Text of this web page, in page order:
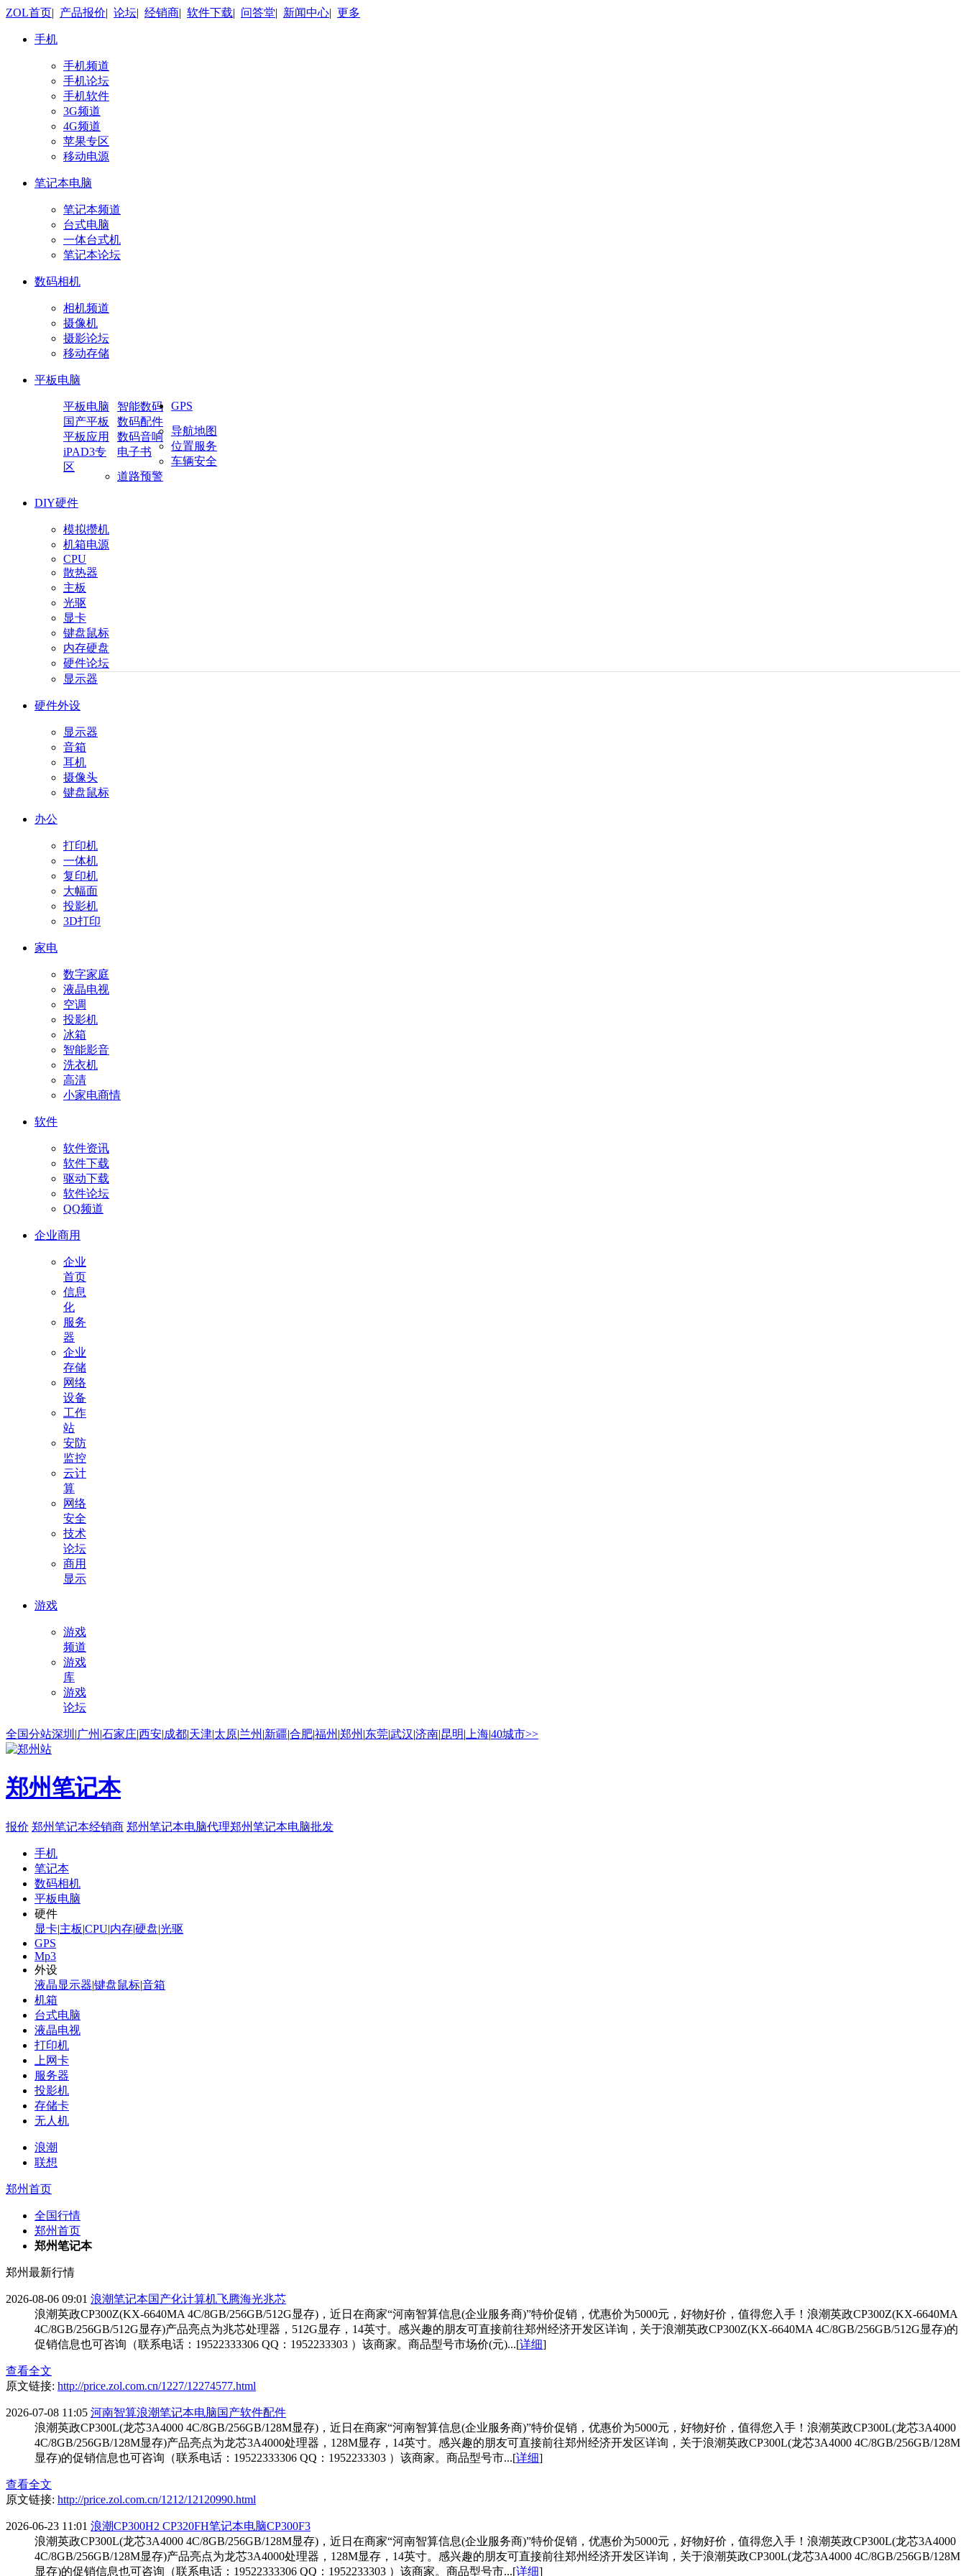
ZOL首页| 产品报价| 论坛| 经销商| 软件下载| 问答堂| 新闻中心| 更多
手机
手机频道
手机论坛
手机软件
3G频道
4G频道
苹果专区
移动电源
笔记本电脑
笔记本频道
台式电脑
一体台式机
笔记本论坛
数码相机
相机频道
摄像机
摄影论坛
移动存储
平板电脑
平板电脑
智能数码
国产平板
数码配件
平板应用
数码音响
iPAD3专
区
电子书
GPS
导航地图
位置服务
车辆安全
道路预警
DIY硬件
模拟攒机
机箱电源
CPU
散热器
主板
光驱
显卡
键盘鼠标
内存硬盘
硬件论坛
显示器
硬件外设
显示器
音箱
耳机
摄像头
键盘鼠标
办公
打印机
一体机
复印机
大幅面
投影机
3D打印
家电
数字家庭
液晶电视
空调
投影机
冰箱
智能影音
洗衣机
高清
小家电商情
软件
软件资讯
软件下载
驱动下载
软件论坛
QQ频道
企业商用
企业
首页
信息
化
服务
器
企业
存储
网络
设备
工作
站
安防
监控
云计
算
网络
安全
技术
论坛
商用
显示
游戏
游戏
频道
游戏
库
游戏
论坛
全国分站深圳 |广州 |石家庄|西安|成都|天津|太原|兰州 |新疆|合肥|福州 |郑州 |东莞|武汉|济南|昆明| 上海|40城市>>
郑州笔记本
报价 郑州笔记本经销商 郑州笔记本电脑代理郑州笔记本电脑批发
手机
笔记本
数码相机
平板电脑
硬件
显卡|主板|CPU|内存|硬盘|光驱
GPS
Mp3
外设
液晶显示器|键盘鼠标|音箱
机箱
台式电脑
液晶电视
打印机
上网卡
服务器
投影机
存储卡
无人机
浪潮
联想
郑州首页
全国行情
郑州首页
郑州笔记本
郑州最新行情
2026-08-06 09:01 浪潮笔记本国产化计算机飞腾海光兆芯
浪潮英政CP300Z(KX-6640MA 4C/8GB/256GB/512G显存)，近日在商家“河南智算信息(企业服务商)”特价促销，优惠价为5000元，好物好价，值得您入手！浪潮英政CP300Z(KX-6640MA
4C/8GB/256GB/512G显存)产品亮点为兆芯处理器，512G显存，14英寸。感兴趣的朋友可直接前往郑州经济开发区详询，关于浪潮英政CP300Z(KX-6640MA 4C/8GB/256GB/512G显存)的
促销信息也可咨询（联系电话：19522333306 QQ：1952233303 ）该商家。商品型号市场价(元)...[详细]
查看全文
原文链接: http://price.zol.com.cn/1227/12274577.html
2026-07-08 11:05 河南智算浪潮笔记本电脑国产软件配件
浪潮英政CP300L(龙芯3A4000 4C/8GB/256GB/128M显存)，近日在商家“河南智算信息(企业服务商)”特价促销，优惠价为5000元，好物好价，值得您入手！浪潮英政CP300L(龙芯3A4000
4C/8GB/256GB/128M显存)产品亮点为龙芯3A4000处理器，128M显存，14英寸。感兴趣的朋友可直接前往郑州经济开发区详询，关于浪潮英政CP300L(龙芯3A4000 4C/8GB/256GB/128M
显存)的促销信息也可咨询（联系电话：19522333306 QQ：1952233303 ）该商家。商品型号市...[详细]
查看全文
原文链接: http://price.zol.com.cn/1212/12120990.html
2026-06-23 11:01 浪潮CP300H2 CP320FH笔记本电脑CP300F3
浪潮英政CP300L(龙芯3A4000 4C/8GB/256GB/128M显存)，近日在商家“河南智算信息(企业服务商)”特价促销，优惠价为5000元，好物好价，值得您入手！浪潮英政CP300L(龙芯3A4000
4C/8GB/256GB/128M显存)产品亮点为龙芯3A4000处理器，128M显存，14英寸。感兴趣的朋友可直接前往郑州经济开发区详询，关于浪潮英政CP300L(龙芯3A4000 4C/8GB/256GB/128M
显存)的促销信息也可咨询（联系电话：19522333306 QQ：1952233303 ）该商家。商品型号市...[详细]